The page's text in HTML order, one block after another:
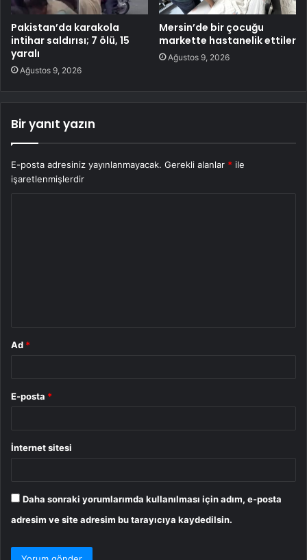
Pakistan’da karakola
intihar saldırısı; 7 ölü, 15
yaralı
Ağustos 9, 2026
Mersin’de bir çocuğu
markette hastanelik ettiler
Ağustos 9, 2026
Bir yanıt yazın
E-posta adresiniz yayınlanmayacak. Gerekli alanlar * ile
işaretlenmişlerdir
Ad *
E-posta *
İnternet sitesi
Daha sonraki yorumlarımda kullanılması için adım, e-posta
adresim ve site adresim bu tarayıcıya kaydedilsin.